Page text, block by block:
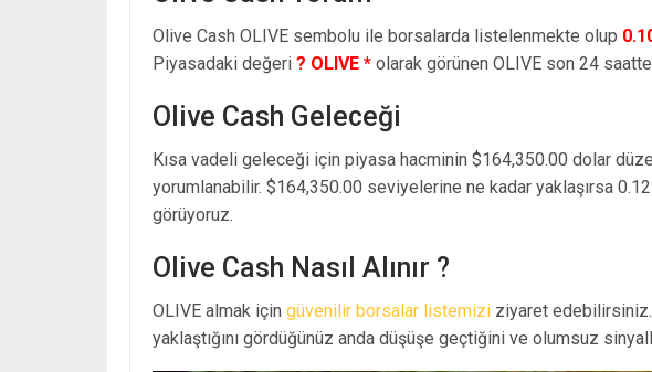
Olive Cash OLIVE sembolu ile borsalarda listelenmekte olup
Piyasadaki değeri ? OLIVE * olarak görünen OLIVE son 24
Olive Cash Geleceği
Kısa vadeli geleceği için piyasa hacminin $164,350.00 dolar
yorumlanabilir. $164,350.00 seviyelerine ne kadar yaklaşırsa 0.12
görüyoruz.
Olive Cash Nasıl Alınır ?
OLIVE almak için güvenilir borsalar listemizi ziyaret edebilirsiniz.
yaklaştığını gördüğünüz anda düşüşe geçtiğini ve olumsuz